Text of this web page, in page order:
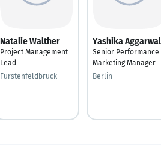
Natalie Walther
Project Management
Lead
Fürstenfeldbruck
Yashika Aggarwal
Senior Performance
Marketing Manager
Berlin